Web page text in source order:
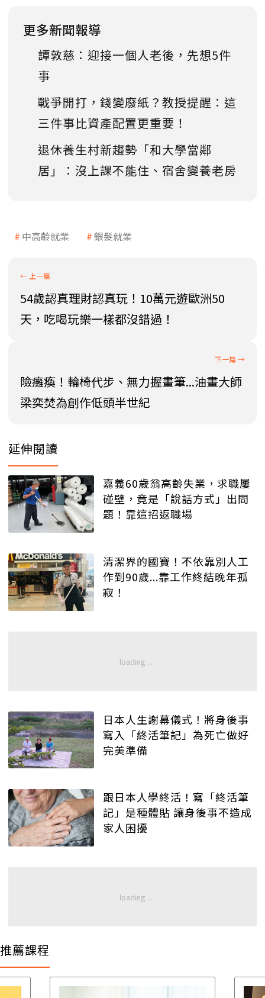
更多新聞報導
譚敦慈：迎接一個人老後，先想5件
事
戰爭開打，錢變廢紙？教授提醒：這
三件事比資產配置更重要！
退休養生村新趨勢「和大學當鄰
居」：沒上課不能住、宿舍變養老房
中高齡就業 銀髮就業
54歲認真理財認真玩！10萬元遊歐洲50
天，吃喝玩樂一樣都沒錯過！
險癱瘓！輪椅代步、無力握畫筆...油畫大師
梁奕焚為創作低頭半世紀
延伸閱讀
嘉義60歲翁高齡失業，求職屢
碰壁，竟是「說話方式」出問
題！靠這招返職場
清潔界的國寶！不依靠別人工
作到90歲...靠工作終結晚年孤
寂！
日本人生謝幕儀式！將身後事
寫入「終活筆記」為死亡做好
完美準備
跟日本人學終活！寫「終活筆
記」是種體貼 讓身後事不造成
家人困擾
推薦課程